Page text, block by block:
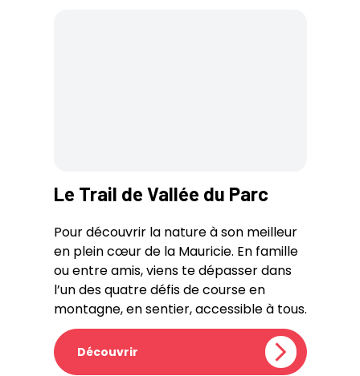
Le Trail de Vallée du Parc
Pour découvrir la nature à son meilleur
en plein cœur de la Mauricie. En famille
ou entre amis, viens te dépasser dans
l’un des quatre défis de course en
montagne, en sentier, accessible à tous.
Découvrir